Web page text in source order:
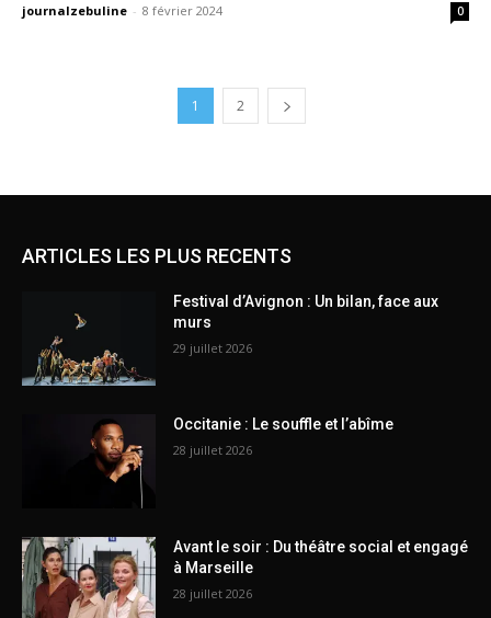
journalzebuline - 8 février 2024 0
1 2
ARTICLES LES PLUS RECENTS
Festival d’Avignon : Un bilan, face aux
murs
29 juillet 2026
Occitanie : Le souffle et l’abîme
28 juillet 2026
Avant le soir : Du théâtre social et engagé
à Marseille
28 juillet 2026